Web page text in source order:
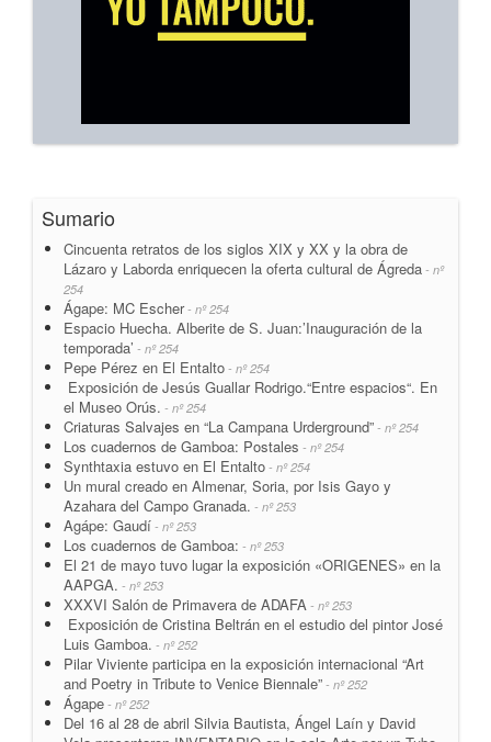
Sumario
Cincuenta retratos de los siglos XIX y XX y la obra de
Lázaro y Laborda enriquecen la oferta cultural de Ágreda - nº
254
Ágape: MC Escher- nº 254
Espacio Huecha. Alberite de S. Juan:’Inauguración de la
temporada’ - nº 254
Pepe Pérez en El Entalto - nº 254
Exposición de Jesús Guallar Rodrigo.“Entre espacios“. En
el Museo Orús. - nº 254
Criaturas Salvajes en “La Campana Urderground” - nº 254
Los cuadernos de Gamboa: Postales - nº 254
Synthtaxia estuvo en El Entalto - nº 254
Un mural creado en Almenar, Soria, por Isis Gayo y
Azahara del Campo Granada. - nº 253
Agápe: Gaudí - nº 253
Los cuadernos de Gamboa: - nº 253
El 21 de mayo tuvo lugar la exposición «ORIGENES» en la
AAPGA. - nº 253
XXXVI Salón de Primavera de ADAFA - nº 253
Exposición de Cristina Beltrán en el estudio del pintor José
Luis Gamboa. - nº 252
Pilar Viviente participa en la exposición internacional “Art
and Poetry in Tribute to Venice Biennale” - nº 252
Ágape - nº 252
Del 16 al 28 de abril Silvia Bautista, Ángel Laín y David